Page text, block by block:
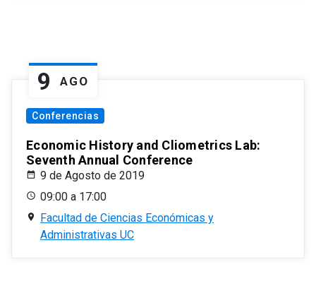
9 AGO
Conferencias
Economic History and Cliometrics Lab:
Seventh Annual Conference
9 de Agosto de 2019
09:00 a 17:00
Facultad de Ciencias Económicas y
Administrativas UC